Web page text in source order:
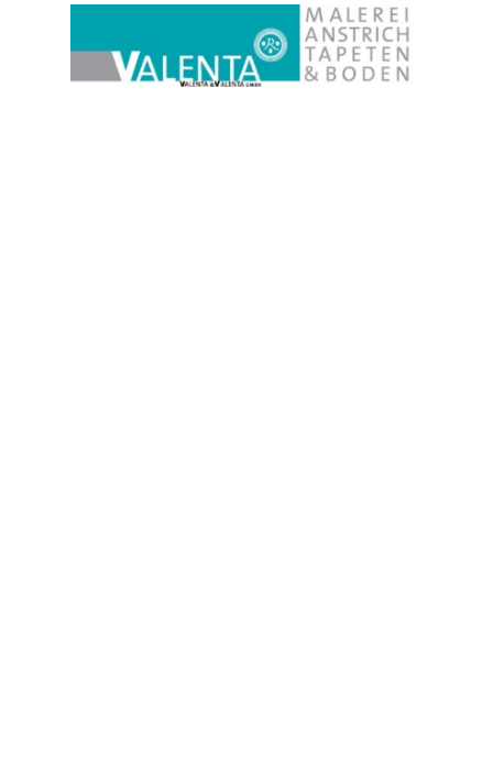
Direkt zum Seiteninhalt